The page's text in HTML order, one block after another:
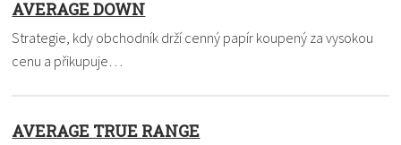
AVERAGE DOWN
Strategie, kdy obchodník drží cenný papír koupený za vysokou
cenu a přikupuje…
AVERAGE TRUE RANGE